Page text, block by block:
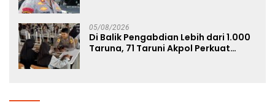
05/08/2026
Di Balik Pengabdian Lebih dari 1.000
Taruna, 71 Taruni Akpol Perkuat